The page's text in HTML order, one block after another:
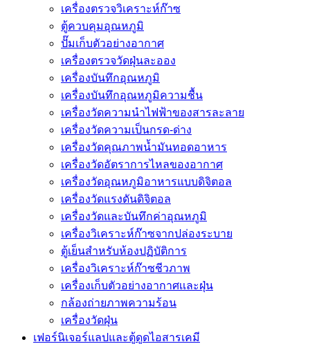
เครื่องตรวจวิเคราะห์ก๊าซ
ตู้ควบคุมอุณหภูมิ
ปั๊มเก็บตัวอย่างอากาศ
เครื่องตรวจวัดฝุ่นละออง
เครื่องบันทึกอุณหภูมิ
เครื่องบันทึกอุณหภูมิความชื้น
เครื่องวัดความนําไฟฟ้าของสารละลาย
เครื่องวัดความเป็นกรด-ด่าง
เครื่องวัดคุณภาพน้ำมันทอดอาหาร
เครื่องวัดอัตราการไหลของอากาศ
เครื่องวัดอุณหภูมิอาหารแบบดิจิตอล
เครื่องวัดแรงดันดิจิตอล
เครื่องวัดและบันทึกค่าอุณหภูมิ
เครื่องวิเคราะห์ก๊าซจากปล่องระบาย
ตู้เย็นสำหรับห้องปฏิบัติการ
เครื่องวิเคราะห์ก๊าซชีวภาพ
เครื่องเก็บตัวอย่างอากาศเเละฝุ่น
กล้องถ่ายภาพความร้อน
เครื่องวัดฝุ่น
เฟอร์นิเจอร์แลปและตู้ดูดไอสารเคมี